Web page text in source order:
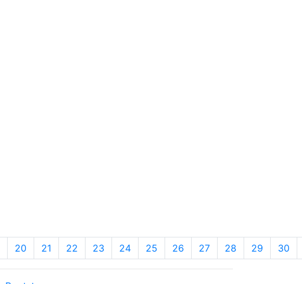
20 21 22 23 24 25 26 27 28 29 30